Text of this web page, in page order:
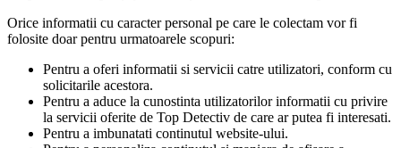
Orice informatii cu caracter personal pe care le colectam vor fi
folosite doar pentru urmatoarele scopuri:
Pentru a oferi informatii si servicii catre utilizatori, conform cu
solicitarile acestora.
Pentru a aduce la cunostinta utilizatorilor informatii cu privire
la servicii oferite de Top Detectiv de care ar putea fi interesati.
Pentru a imbunatati continutul website-ului.